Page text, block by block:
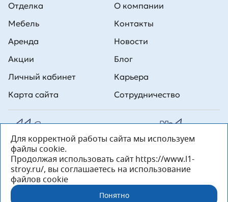
Отделка
Мебель
Аренда
Акции
Личный кабинет
Карта сайта
О компании
Контакты
Новости
Блог
Карьера
Сотрудничество
Все права на публикуемые на сайте материалы принадлежат
ООО Л1 Строительная комания №1. Любая информация,
представленная на данном сайте, носит исключительно
информационный характер и ни при каких условиях не является
публичной офертой, определяемой положениями статьи 437 ГК РФ.
«ООО «Л1 Строительная Компания №1» 196233, Санкт-Петербург, ул.
Орджоникидзе, д. 52, литер А, пом. 92-Н, офис 4 ИНН 7810269443,
ОГРН 1027804853559»
Для корректной работы сайта мы используем
файлы cookie.
Продолжая использовать сайт https://www.l1-
stroy.ru/, вы соглашаетесь на использование
файлов cookie
Понятно